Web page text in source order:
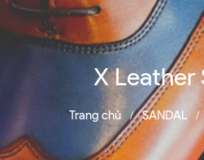
X Leather
Trang chủ / SANDAL /